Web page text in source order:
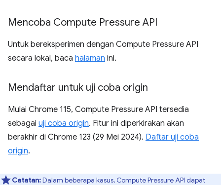
Mencoba Compute Pressure API
Untuk bereksperimen dengan Compute Pressure API
secara lokal, baca halaman ini.
Mendaftar untuk uji coba origin
Mulai Chrome 115, Compute Pressure API tersedia
sebagai uji coba origin. Fitur ini diperkirakan akan
berakhir di Chrome 123 (29 Mei 2024). Daftar uji coba
origin.
Catatan:Dalam beberapa kasus, Compute Pressure API dapat